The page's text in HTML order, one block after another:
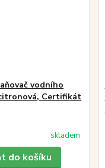
vodního
Certifikát
skladem
do košíku